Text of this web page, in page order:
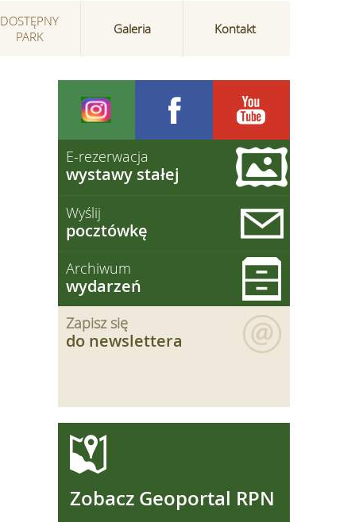
DOSTĘPNY
PARK
Galeria Kontakt
E-rezerwacja
wystawy stałej
Wyślij
pocztówkę
Archiwum
wydarzeń
Zapisz się
do newslettera
Zobacz Geoportal RPN